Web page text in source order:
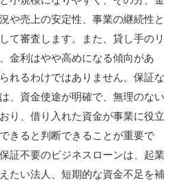
や売上の安定性、事業の継続性と
て審査します。また、貸し手のリ
金利はやや高めになる傾向があ
れるわけではありません。保証な
、資金使途が明確で、無理のない
り、借り入れた資金が事業に役立
きると判断できることが重要で
証不要のビジネスローンは、起業
たい法人、短期的な資金不足を補